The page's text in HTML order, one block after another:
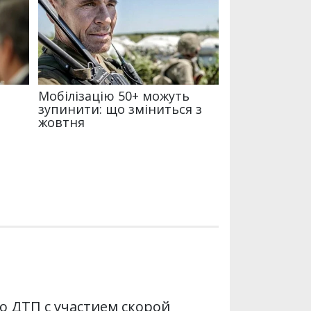
ДТП с участием скорой